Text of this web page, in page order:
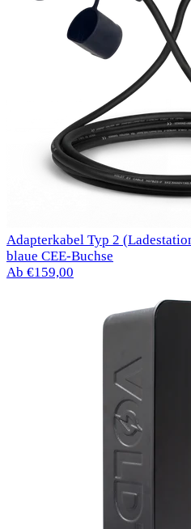
Adapterkabel Typ 2
blaue CEE-Buchse
Ab €159,00